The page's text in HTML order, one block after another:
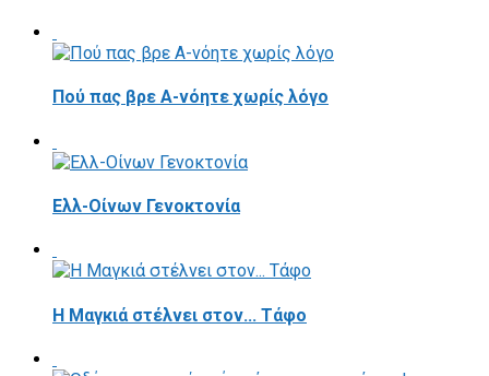
Πού πας βρε Α-νόητε χωρίς λόγο
Ελλ-Οίνων Γενοκτονία
H Μαγκιά στέλνει στον... Τάφο